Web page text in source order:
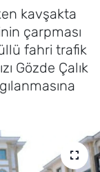
kavşakta
çarpması
fahri trafik
Gözde Çalık